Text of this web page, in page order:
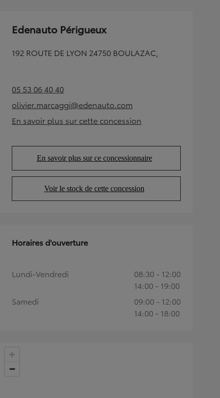
Edenauto Périgueux
192 ROUTE DE LYON 24750 BOULAZAC,
05 53 06 40 40(Opens in new tab)
olivier.marcaggi@edenauto.com
(Opens in new tab)
En savoir plus sur cette concession
(Opens in new tab)
En savoir plus sur ce concessionnaire
(Opens in new tab)
Voir le stock de cette concession
(Opens in new tab)
Horaires d'ouverture
Lundi-Vendredi
08:30 - 12:00
14:00 - 19:00
Samedi
09:00 - 12:00
14:00 - 18:00